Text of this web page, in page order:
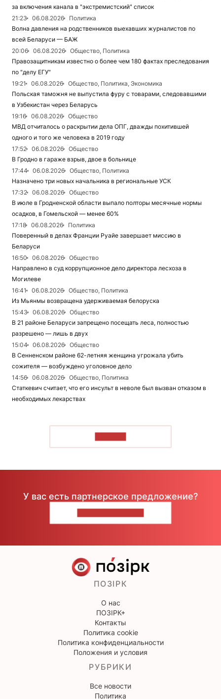
за включения канала в "экстремистский" список
21:23
06.08.2026
Политика
Волна давления на родственников выехавших журналистов по
всей Беларуси — БАЖ
20:06
06.08.2026
Общество, Политика
Правозащитникам известно о более чем 180 фактах преследования
по "делу ЕГУ"
19:21
06.08.2026
Общество, Политика, Экономика
Польская таможня не выпустила фуру с товарами, следовавшими
в Узбекистан через Беларусь
19:16
06.08.2026
Общество
МВД отчиталось о раскрытии дела ОПГ, дважды похитившей
одного и того же человека в 2019 году
17:52
06.08.2026
Общество
В Гродно в гараже взрыв, двое в больнице
17:44
06.08.2026
Общество, Политика
Назначено три новых начальника в региональные УСК
17:32
06.08.2026
Общество
В июле в Гродненской области выпало полторы месячные нормы
осадков, в Гомельской — менее 60%
17:18
06.08.2026
Политика
Поверенный в делах Франции Руайе завершает миссию в
Беларуси
16:50
06.08.2026
Общество
Направлено в суд коррупционное дело директора лесхоза в
Могилеве
16:41
06.08.2026
Общество, Политика
Из Мьянмы возвращена удерживаемая белоруска
15:43
06.08.2026
Общество
В 21 районе Беларуси запрещено посещать леса, полностью
разрешено — лишь в двух
15:04
06.08.2026
Общество
В Сенненском районе 62-летняя женщина угрожала убить
сожителя — возбуждено уголовное дело
14:56
06.08.2026
Общество, Политика
Статкевич считает, что его инсульт в неволе был вызван отказом в
необходимых лекарствах
У вас есть партнерское предложение?
ПОЗІРК
О нас
ПОЗІРК+
Контакты
Политика cookie
Политика конфиденциальности
Положения и условия
РУБРИКИ
Все новости
Политика